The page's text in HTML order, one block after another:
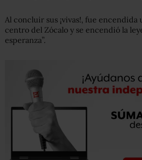
Al concluir sus ¡vivas!, fue encendida
centro del Zócalo y se encendió la
esperanza”.